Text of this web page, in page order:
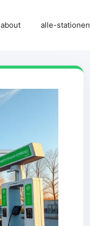
about alle-stationen